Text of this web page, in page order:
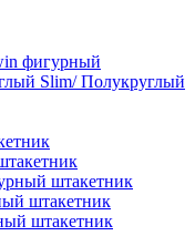
фигурный
Slim/ Полукруглый
штакетник
штакетник
штакетник